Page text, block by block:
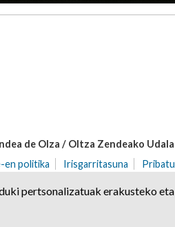
de Olza / Oltza Zendeako Udala
en politika Irisgarritasuna
pertsonalizatuak erakusteko